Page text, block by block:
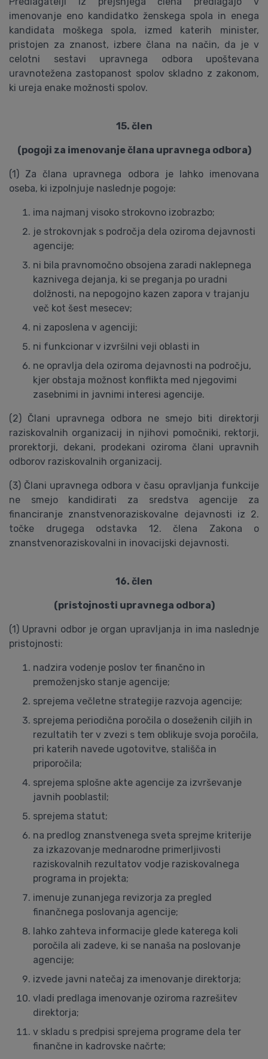
imenovanje eno kandidatko ženskega spola in enega
kandidata moškega spola, izmed katerih minister,
pristojen za znanost, izbere člana na način, da je v
celotni sestavi upravnega odbora upoštevana
uravnotežena zastopanost spolov skladno z zakonom,
ki ureja enake možnosti spolov.
15. člen
(pogoji za imenovanje člana upravnega odbora)
(1) Za člana upravnega odbora je lahko imenovana
oseba, ki izpolnjuje naslednje pogoje:
ima najmanj visoko strokovno izobrazbo;
je strokovnjak s področja dela oziroma dejavnosti
agencije;
ni bila pravnomočno obsojena zaradi naklepnega
kaznivega dejanja, ki se preganja po uradni
dolžnosti, na nepogojno kazen zapora v trajanju
več kot šest mesecev;
ni zaposlena v agenciji;
ni funkcionar v izvršilni veji oblasti in
ne opravlja dela oziroma dejavnosti na področju,
kjer obstaja možnost konflikta med njegovimi
zasebnimi in javnimi interesi agencije.
(2) Člani upravnega odbora ne smejo biti direktorji
raziskovalnih organizacij in njihovi pomočniki, rektorji,
prorektorji, dekani, prodekani oziroma člani upravnih
odborov raziskovalnih organizacij.
(3) Člani upravnega odbora v času opravljanja funkcije
ne smejo kandidirati za sredstva agencije za
financiranje znanstvenoraziskovalne dejavnosti iz 2.
točke drugega odstavka 12. člena Zakona o
znanstvenoraziskovalni in inovacijski dejavnosti.
16. člen
(pristojnosti upravnega odbora)
(1) Upravni odbor je organ upravljanja in ima naslednje
pristojnosti:
nadzira vodenje poslov ter finančno in
premoženjsko stanje agencije;
sprejema večletne strategije razvoja agencije;
sprejema periodična poročila o doseženih ciljih in
rezultatih ter v zvezi s tem oblikuje svoja poročila,
pri katerih navede ugotovitve, stališča in
priporočila;
sprejema splošne akte agencije za izvrševanje
javnih pooblastil;
sprejema statut;
na predlog znanstvenega sveta sprejme kriterije
za izkazovanje mednarodne primerljivosti
raziskovalnih rezultatov vodje raziskovalnega
programa in projekta;
imenuje zunanjega revizorja za pregled
finančnega poslovanja agencije;
lahko zahteva informacije glede katerega koli
poročila ali zadeve, ki se nanaša na poslovanje
agencije;
izvede javni natečaj za imenovanje direktorja;
vladi predlaga imenovanje oziroma razrešitev
direktorja;
v skladu s predpisi sprejema programe dela ter
finančne in kadrovske načrte;